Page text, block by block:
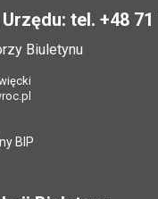
e-mail Pole wymagane
Pole wymagane
*
znajomego
tel. +48 71
Biuletynu
BIP